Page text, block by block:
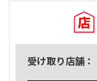
受け取り店舗：